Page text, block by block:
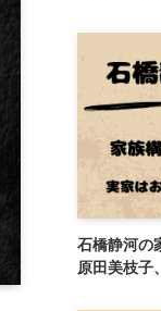
石橋静河の
原田美枝子